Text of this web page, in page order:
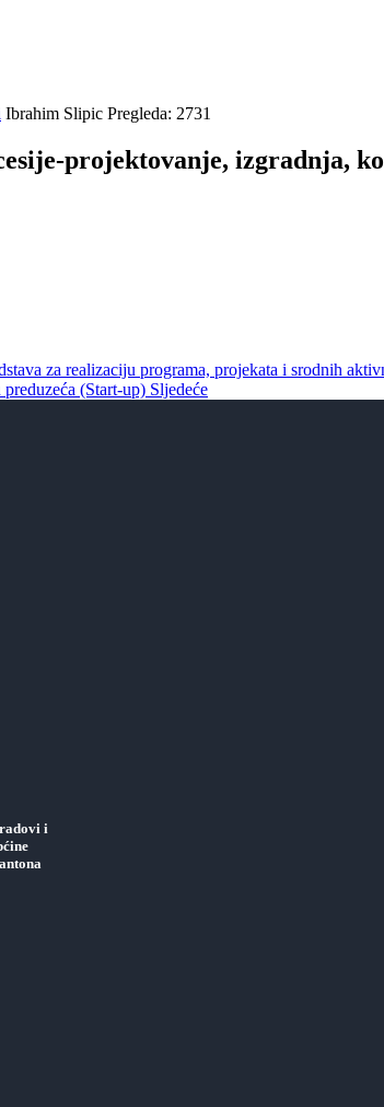
Ibrahim Slipic Pregleda: 2731
projektovanje, izgradnja,
za realizaciju programa, projekata i srodnih
(Start-up) Sljedeće
i